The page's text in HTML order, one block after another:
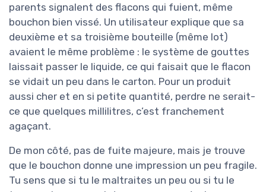
parents signalent des flacons qui fuient, même
bouchon bien vissé. Un utilisateur explique que sa
deuxième et sa troisième bouteille (même lot)
avaient le même problème : le système de gouttes
laissait passer le liquide, ce qui faisait que le flacon
se vidait un peu dans le carton. Pour un produit
aussi cher et en si petite quantité, perdre ne serait-
ce que quelques millilitres, c’est franchement
agaçant.
De mon côté, pas de fuite majeure, mais je trouve
que le bouchon donne une impression un peu fragile.
Tu sens que si tu le maltraites un peu ou si tu le